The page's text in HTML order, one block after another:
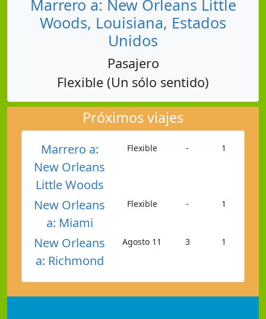
Marrero a: New Orleans Little
Woods, Louisiana, Estados
Unidos
Pasajero
Flexible (Un sólo sentido)
Próximos viajes
Marrero a:
New Orleans
Little Woods
Flexible - 1
New Orleans
a: Miami
Flexible - 1
New Orleans
a: Richmond
Agosto 11 3 1